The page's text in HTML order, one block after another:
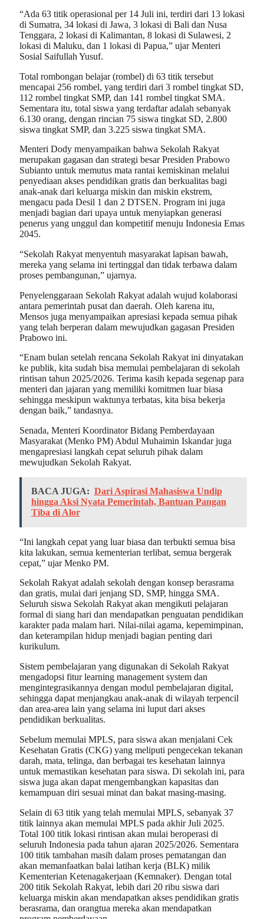
“Ada 63 titik operasional per 14 Juli ini, terdiri dari 13 lokasi
di Sumatra, 34 lokasi di Jawa, 3 lokasi di Bali dan Nusa
Tenggara, 2 lokasi di Kalimantan, 8 lokasi di Sulawesi, 2
lokasi di Maluku, dan 1 lokasi di Papua,” ujar Menteri
Sosial Saifullah Yusuf.
Total rombongan belajar (rombel) di 63 titik tersebut
mencapai 256 rombel, yang terdiri dari 3 rombel tingkat SD,
112 rombel tingkat SMP, dan 141 rombel tingkat SMA.
Sementara itu, total siswa yang terdaftar adalah sebanyak
6.130 orang, dengan rincian 75 siswa tingkat SD, 2.800
siswa tingkat SMP, dan 3.225 siswa tingkat SMA.
Menteri Dody menyampaikan bahwa Sekolah Rakyat
merupakan gagasan dan strategi besar Presiden Prabowo
Subianto untuk memutus mata rantai kemiskinan melalui
penyediaan akses pendidikan gratis dan berkualitas bagi
anak-anak dari keluarga miskin dan miskin ekstrem,
mengacu pada Desil 1 dan 2 DTSEN. Program ini juga
menjadi bagian dari upaya untuk menyiapkan generasi
penerus yang unggul dan kompetitif menuju Indonesia Emas
2045.
“Sekolah Rakyat menyentuh masyarakat lapisan bawah,
mereka yang selama ini tertinggal dan tidak terbawa dalam
proses pembangunan,” ujarnya.
Penyelenggaraan Sekolah Rakyat adalah wujud kolaborasi
antara pemerintah pusat dan daerah. Oleh karena itu,
Mensos juga menyampaikan apresiasi kepada semua pihak
yang telah berperan dalam mewujudkan gagasan Presiden
Prabowo ini.
“Enam bulan setelah rencana Sekolah Rakyat ini dinyatakan
ke publik, kita sudah bisa memulai pembelajaran di sekolah
rintisan tahun 2025/2026. Terima kasih kepada segenap para
menteri dan jajaran yang memiliki komitmen luar biasa
sehingga meskipun waktunya terbatas, kita bisa bekerja
dengan baik,” tandasnya.
Senada, Menteri Koordinator Bidang Pemberdayaan
Masyarakat (Menko PM) Abdul Muhaimin Iskandar juga
mengapresiasi langkah cepat seluruh pihak dalam
mewujudkan Sekolah Rakyat.
BACA JUGA: Dari Aspirasi Mahasiswa Undip
hingga Aksi Nyata Pemerintah, Bantuan Pangan
Tiba di Alor
“Ini langkah cepat yang luar biasa dan terbukti semua bisa
kita lakukan, semua kementerian terlibat, semua bergerak
cepat,” ujar Menko PM.
Sekolah Rakyat adalah sekolah dengan konsep berasrama
dan gratis, mulai dari jenjang SD, SMP, hingga SMA.
Seluruh siswa Sekolah Rakyat akan mengikuti pelajaran
formal di siang hari dan mendapatkan penguatan pendidikan
karakter pada malam hari. Nilai-nilai agama, kepemimpinan,
dan keterampilan hidup menjadi bagian penting dari
kurikulum.
Sistem pembelajaran yang digunakan di Sekolah Rakyat
mengadopsi fitur learning management system dan
mengintegrasikannya dengan modul pembelajaran digital,
sehingga dapat menjangkau anak-anak di wilayah terpencil
dan area-area lain yang selama ini luput dari akses
pendidikan berkualitas.
Sebelum memulai MPLS, para siswa akan menjalani Cek
Kesehatan Gratis (CKG) yang meliputi pengecekan tekanan
darah, mata, telinga, dan berbagai tes kesehatan lainnya
untuk memastikan kesehatan para siswa. Di sekolah ini, para
siswa juga akan dapat mengembangkan kapasitas dan
kemampuan diri sesuai minat dan bakat masing-masing.
Selain di 63 titik yang telah memulai MPLS, sebanyak 37
titik lainnya akan memulai MPLS pada akhir Juli 2025.
Total 100 titik lokasi rintisan akan mulai beroperasi di
seluruh Indonesia pada tahun ajaran 2025/2026. Sementara
100 titik tambahan masih dalam proses pematangan dan
akan memanfaatkan balai latihan kerja (BLK) milik
Kementerian Ketenagakerjaan (Kemnaker). Dengan total
200 titik Sekolah Rakyat, lebih dari 20 ribu siswa dari
keluarga miskin akan mendapatkan akses pendidikan gratis
berasrama, dan orangtua mereka akan mendapatkan